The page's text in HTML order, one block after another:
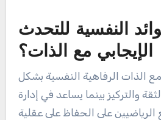
النفسية للتحدث
الإيجابي مع الذات؟
مع الذات الرفاهية النفسية بشكل
والتركيز بينما يساعد في إدارة
على الحفاظ على عقلية